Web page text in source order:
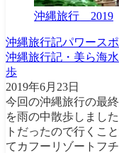
沖縄旅行＿2019
沖縄旅行記パワース
沖縄旅行記・美ら海
歩
2019年6月23日
今回の沖縄旅行の最
を雨の中散歩しまし
トだったので行くこ
てカフーリゾートフ